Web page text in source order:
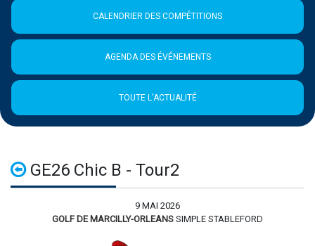
CALENDRIER DES COMPÉTITIONS
AGENDA DES ÉVÉNEMENTS
TOUTE L'ACTUALITÉ
GE26 Chic B - Tour2
9 MAI 2026
GOLF DE MARCILLY-ORLEANS SIMPLE STABLEFORD